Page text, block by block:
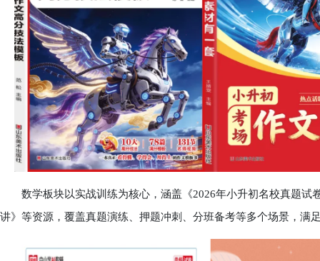
数学板块以实战训练为核心，涵盖《2026年小升初名校真题试
讲》等资源，覆盖真题演练、押题冲刺、分班备考等多个场景，满